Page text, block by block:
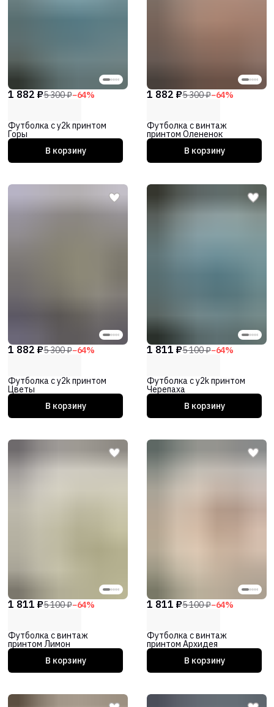
1 882 ₽5 300 ₽−64%
Футболка с y2k принтом
Горы
В корзину
1 882 ₽5 300 ₽−64%
Футболка с винтаж
принтом Олененок
В корзину
1 882 ₽5 300 ₽−64%
Футболка с y2k принтом
Цветы
В корзину
1 811 ₽5 100 ₽−64%
Футболка с y2k принтом
Черепаха
В корзину
1 811 ₽5 100 ₽−64%
Футболка с винтаж
принтом Лимон
В корзину
1 811 ₽5 100 ₽−64%
Футболка с винтаж
принтом Архидея
В корзину